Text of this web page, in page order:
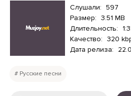
Слушали: 597
Размер: 3.51 MB
Длительность:
Качество: 320
Дата релиза:
Русские песни